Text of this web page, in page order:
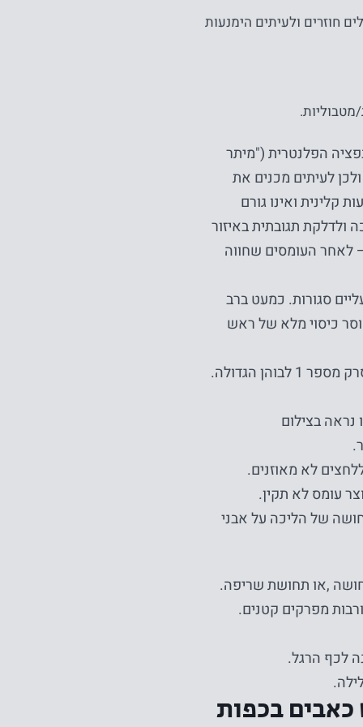
חוזרים ולעיתים הימנעות
מטבוליות.
הפלנטרית ("מיתר
לעיתים מכנים את
קלינית ואינו גורם
תגובתית באיזור
לאחר העומסים שחווה
סגורות. כמעט ברב
כיסוי מלא של ראש
לא מאוזנים.
עומס לא תקין.
כאב שורף ולעיתים תחושה של הליכה על אבני
,או תחושת שריפה.
מפרקים קטנים.
בכפות